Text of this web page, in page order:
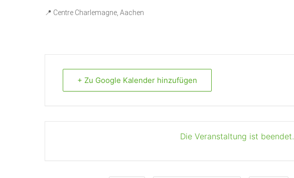
📍 Centre Charlemagne, Aachen
+ Zu Google Kalender hinzufügen
Die Veranstaltung ist beendet.